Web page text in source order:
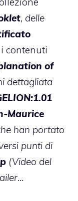
, delle
contenuti
of
dettagliata
Maurice
han portato
punti di
(Video del